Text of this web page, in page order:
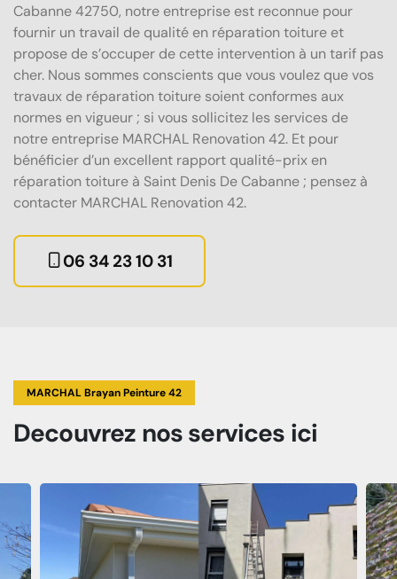
Cabanne 42750, notre entreprise est reconnue pour
fournir un travail de qualité en réparation toiture et
propose de s’occuper de cette intervention à un tarif pas
cher. Nous sommes conscients que vous voulez que vos
travaux de réparation toiture soient conformes aux
normes en vigueur ; si vous sollicitez les services de
notre entreprise MARCHAL Renovation 42. Et pour
bénéficier d’un excellent rapport qualité-prix en
réparation toiture à Saint Denis De Cabanne ; pensez à
contacter MARCHAL Renovation 42.
06 34 23 10 31
MARCHAL Brayan Peinture 42
Decouvrez nos services ici